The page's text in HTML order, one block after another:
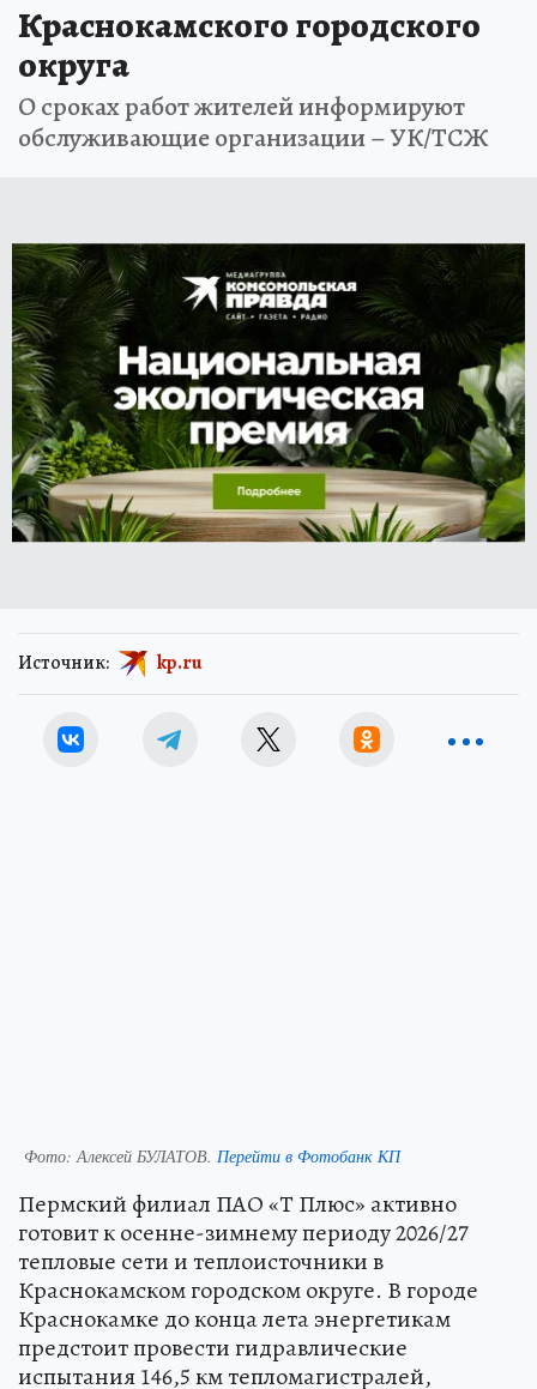
Краснокамского городского
округа
О сроках работ жителей информируют
обслуживающие организации – УК/ТСЖ
Источник: kp.ru
Фото:Алексей БУЛАТОВ. Перейти в Фотобанк КП
Пермский филиал ПАО «Т Плюс» активно
готовит к осенне-зимнему периоду 2026/27
тепловые сети и теплоисточники в
Краснокамском городском округе. В городе
Краснокамке до конца лета энергетикам
предстоит провести гидравлические
испытания 146,5 км тепломагистралей,